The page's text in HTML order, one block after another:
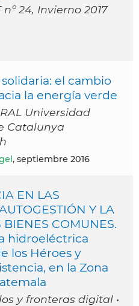
nº 24, Invierno 2017
el cambio
la energía verde
Universidad
Catalunya
, septiembre 2016
EN LAS
Y LA
COMUNES.
hidroeléctrica
los Héroes y
en la Zona
y fronteras digital •